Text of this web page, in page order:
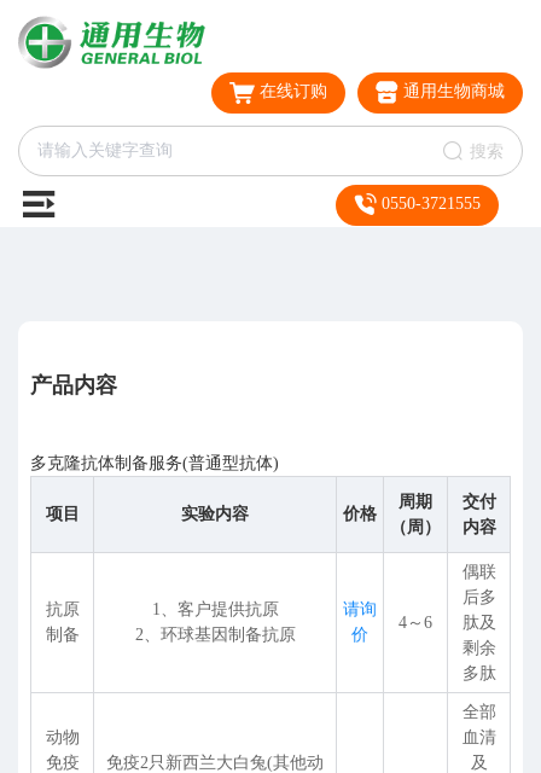
在线订购 通用生物商城
搜索
0550-3721555
产品内容
多克隆抗体制备服务(普通型抗体)
项目 实验内容 价格
周期
（周）
交付
内容
抗原
制备
1、客户提供抗原
2、环球基因制备抗原
请询
价
4～6
偶联
后多
肽及
剩余
多肽
动物
免疫
免疫2只新西兰大白兔(其他动
全部
血清
及